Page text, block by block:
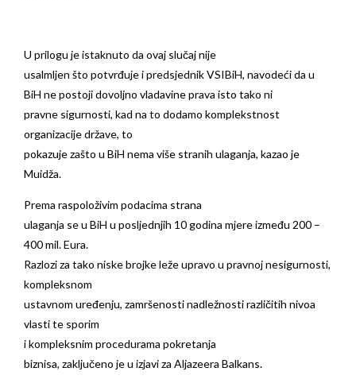
U prilogu je istaknuto da ovaj slučaj nije
usalmljen što potvrđuje i predsjednik VSIBiH, navodeći da u
BiH ne postoji dovoljno vladavine prava isto tako ni
pravne sigurnosti, kad na to dodamo komplekstnost
organizacije države, to
pokazuje zašto u BiH nema više stranih ulaganja, kazao je
Muidža.
Prema raspoloživim podacima strana
ulaganja se u BiH u posljednjih 10 godina mjere između 200 –
400 mil. Eura.
Razlozi za tako niske brojke leže upravo u pravnoj nesigurnosti,
kompleksnom
ustavnom uređenju, zamršenosti nadležnosti različitih nivoa
vlasti te sporim
i kompleksnim procedurama pokretanja
biznisa, zaključeno je u izjavi za Aljazeera Balkans.